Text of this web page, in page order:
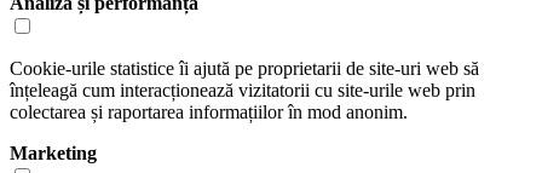
Cookie-urile statistice îi ajută pe proprietarii de site-uri web să
înțeleagă cum interacționează vizitatorii cu site-urile web prin
colectarea și raportarea informațiilor în mod anonim.
Marketing